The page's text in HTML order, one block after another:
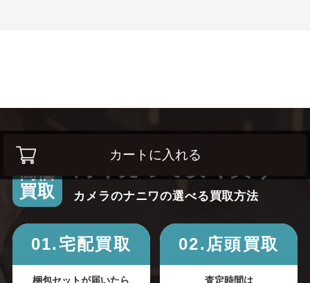
カートに入れる
高価
買取
カメラのナニワの選べる買取方法
01.宅配買取
梱包セットが届いたら
02.店頭買取
査定時間は